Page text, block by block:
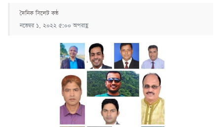
দৈনিক সিলেট কন্ঠ
নভেম্বর ১, ২০২২ ৫:০০ অপরাহ্ণ